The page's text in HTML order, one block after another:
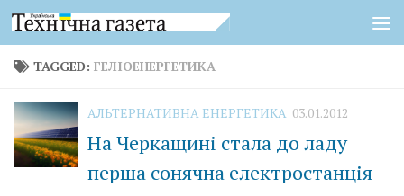
Skip to content
TAGGED: ГЕЛІОЕНЕРГЕТИКА
АЛЬТЕРНАТИВНА ЕНЕРГЕТИКА 03.01.2012
На Черкащині стала до ладу
перша сонячна електростанція